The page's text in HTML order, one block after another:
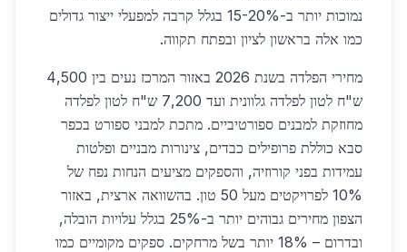
נמוכות יותר ב-15-20% בגלל קרבה למפעלי ייצור גדולים
כמו אלה בראשון לציון ובפתח תקווה.
מחירי הפלדה בשנת 2026 באזור המרכז נעים בין 4,500
ש"ח לטון לפלדה גלוונית ועד 7,200 ש"ח לטון לפלדה
מחוזקת למבנים ספורטיביים. מתכת למבני ספורט בכפר
סבא כוללת פרופילים כבדים, צינורות מבניים ופלטות
עמידות בפני קורוזיה, והספקים מציעים הנחות נפח של
10% לפרויקטים מעל 50 טון. בהשוואה ארצית, באזור
הצפון מחירים גבוהים יותר ב-25% בגלל עלויות הובלה,
ובדרום – 18% יותר בשל מרחקים. ספקים מקומיים כמו